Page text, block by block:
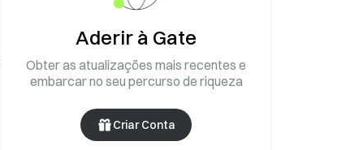
Aderir à Gate
Obter as atualizações mais recentes e
embarcar no seu percurso de riqueza
Criar Conta